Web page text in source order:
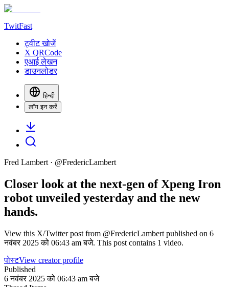
TwitFast
ट्वीट खोजें
X QRCode
एआई लेखन
डाउनलोडर
हिन्दी
लॉग इन करें
Fred Lambert · @FredericLambert
Closer look at the next-gen of Xpeng Iron
robot unveiled yesterday and the new
hands.
View this X/Twitter post from @FredericLambert published on 6
नवंबर 2025 को 06:43 am बजे. This post contains 1 video.
पोस्टView creator profile
Published
6 नवंबर 2025 को 06:43 am बजे